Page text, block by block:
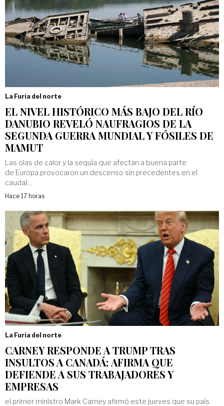
La Furia del norte
EL NIVEL HISTÓRICO MÁS BAJO DEL RÍO
DANUBIO REVELÓ NAUFRAGIOS DE LA
SEGUNDA GUERRA MUNDIAL Y FÓSILES DE
MAMUT
Las olas de calor y la sequía que afectan a buena parte
de Europa provocaron un descenso sin precedentes en el
caudal...
Hace 17 horas
La Furia del norte
CARNEY RESPONDE A TRUMP TRAS
INSULTOS A CANADÁ; AFIRMA QUE
DEFIENDE A SUS TRABAJADORES Y
EMPRESAS
el primer ministro Mark Carney afirmó este jueves ⁠que su país